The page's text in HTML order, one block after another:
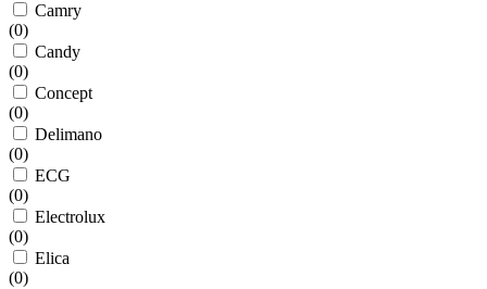
Camry
(0)
Candy
(0)
Concept
(0)
Delimano
(0)
ECG
(0)
Electrolux
(0)
Elica
(0)